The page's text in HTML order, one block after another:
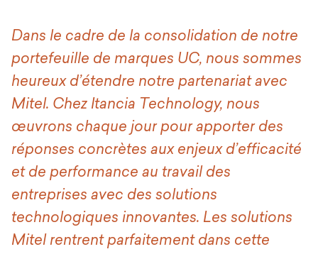
Dans le cadre de la consolidation de notre
portefeuille de marques UC, nous sommes
heureux d’étendre notre partenariat avec
Mitel. Chez Itancia Technology, nous
œuvrons chaque jour pour apporter des
réponses concrètes aux enjeux d’efficacité
et de performance au travail des
entreprises avec des solutions
technologiques innovantes. Les solutions
Mitel rentrent parfaitement dans cette